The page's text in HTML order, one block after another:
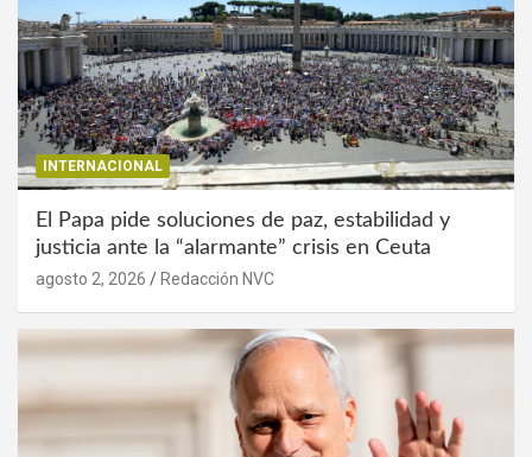
INTERNACIONAL
El Papa pide soluciones de paz, estabilidad y
justicia ante la “alarmante” crisis en Ceuta
agosto 2, 2026 Redacción NVC